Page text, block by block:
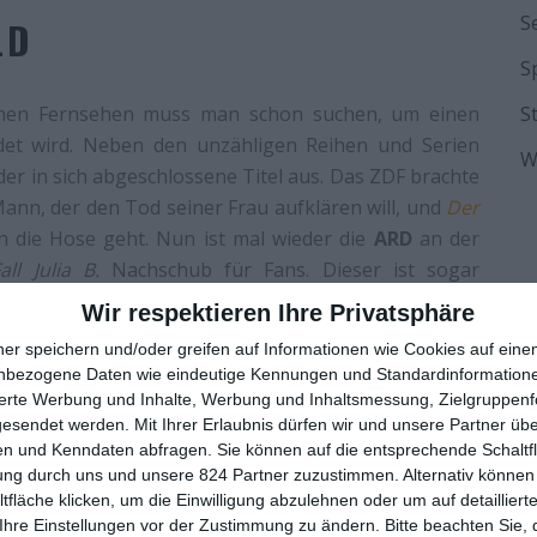
Wir respektieren Ihre Privatsphäre
speichern und/oder greifen auf Informationen wie Cookies auf
Daten wie eindeutige Kennungen und
Werbung und Inhalte, Werbung und Inhaltsmessung,
werden.
Mit Ihrer Erlaubnis dürfen wir und unsere Partner
und Kenndaten abfragen. Sie können auf die entsprechende
durch uns und unsere 824 Partner zuzustimmen. Alternativ
klicken, um die Einwilligung abzulehnen oder um auf
Einstellungen vor der Zustimmung zu ändern.
Bitte beachten Sie,
Fernsehen muss man schon suchen, um einen
wird. Neben den unzähligen Reihen und Serien
in sich abgeschlossene Titel aus. Das ZDF brachte
der den Tod seiner Frau aufklären will, und Der
die Hose geht. Nun ist mal wieder die ARD an der
Julia B. Nachschub für Fans. Dieser ist sogar
Zweiteiler mit einer Laufzeit von drei Stunden.
menschliche Abgründe abzusteigen.
aus Großbritannien. Die SerieInnocenterzählte
nach dem Freispruch wieder einen Weg
grundsätzlich interessant, da es hierbei nicht nur
verarbeitet, sondern auch um die Reaktionen
die Anfeindungen trotz des Freispruchs weiter,